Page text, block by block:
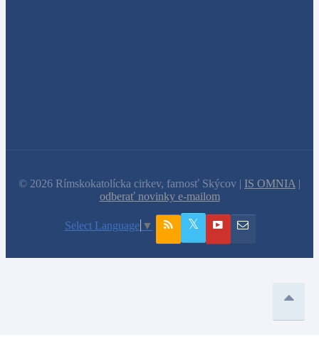
© 2026 Rímskokatolícka cirkev, farnosť Skýcov | IS OMNIA |
odberať novinky e-mailom
Select Language ▼